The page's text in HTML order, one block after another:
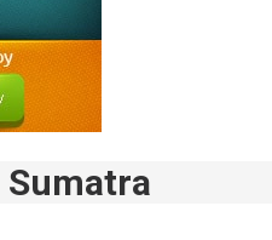
Sumatra